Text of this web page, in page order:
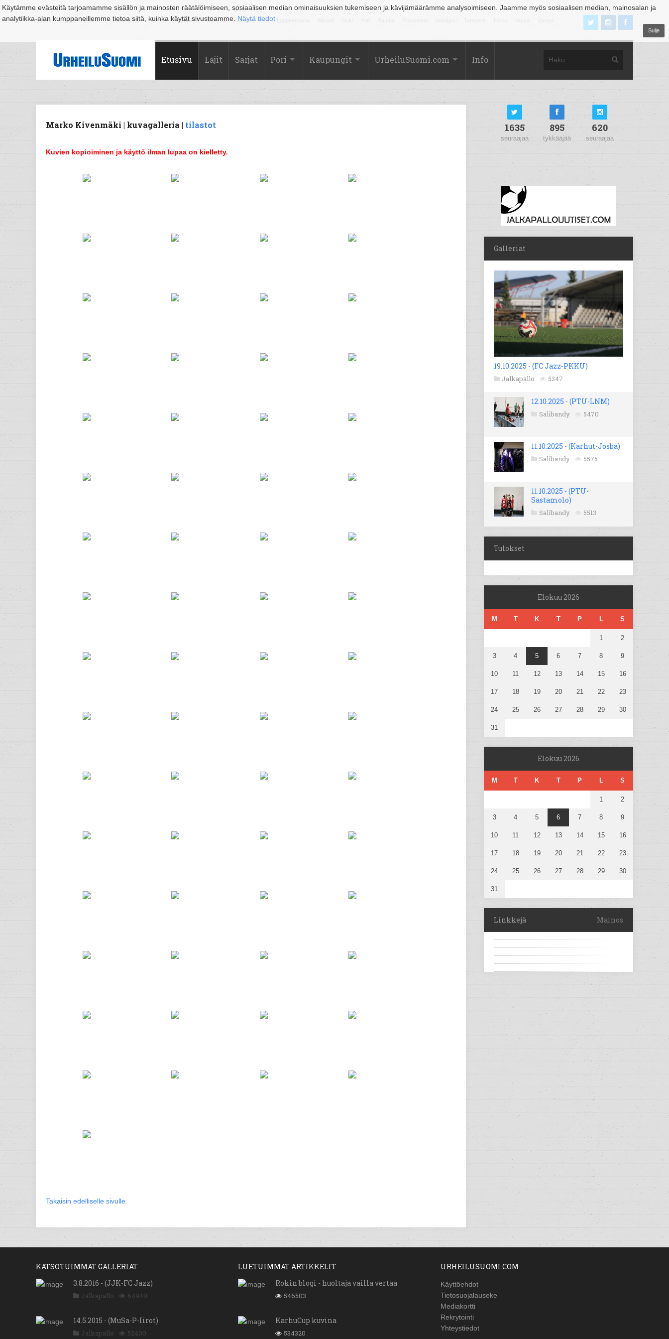
Käytämme evästeitä tarjoamamme sisällön ja mainosten räätälöimiseen, sosiaalisen median ominaisuuksien tukemiseen ja kävijämäärämme analysoimiseen. Jaamme myös sosiaalisen median, mainosalan ja
analytiikka-alan kumppaneillemme tietoa siitä, kuinka käytät sivustoamme. Näytä tiedot
Sulje
Suomi Espoo Helsinki Hämeenlinna Joensuu Jyväskylä Kouvola Kuopio Lahti
Etusivu Lajit Sarjat Pori Kaupungit UrheiluSuomi.com Info
Marko Kivenmäki | kuvagalleria | tilastot
Kuvien kopioiminen ja käyttö ilman lupaa on kielletty.
Takaisin edelliselle sivulle
1635
seuraajaa
895
tykkääjää
620
seuraajaa
Galleriat
19.10.2025 - (FC Jazz-PKKU)
Jalkapallo 5347
12.10.2025 - (PTU-LNM)
Salibandy 5470
11.10.2025 - (Karhut-Josba)
Salibandy 5575
11.10.2025 - (PTU-
Sastamolo)
Salibandy 5513
Tulokset
Elokuu 2026
M T K T P L S
1 2
3 4 5 6 7 8 9
10 11 12 13 14 15 16
17 18 19 20 21 22 23
24 25 26 27 28 29 30
31
Elokuu 2026
M T K T P L S
1 2
3 4 5 6 7 8 9
10 11 12 13 14 15 16
17 18 19 20 21 22 23
24 25 26 27 28 29 30
31
Linkkejä Mainos
KATSOTUIMMAT GALLERIAT
3.8.2016 - (JJK-FC Jazz)
Jalkapallo 64940
14.5.2015 - (MuSa-P-Iirot)
Jalkapallo 52400
LUETUIMMAT ARTIKKELIT
Rokin blogi - huoltaja vailla vertaa
546503
KarhuCup kuvina
534320
URHEILUSUOMI.COM
Käyttöehdot
Tietosuojalauseke
Mediakortti
Rekrytointi
Yhteystiedot